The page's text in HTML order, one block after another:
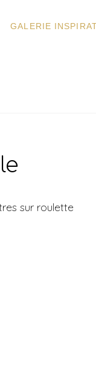
GALERIE
sur roulette